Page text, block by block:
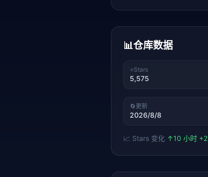
📊仓库数据
⭐Stars
5,575
🔄更新
2026/8/8
📈 Stars 变化 ↑10 小时 +2